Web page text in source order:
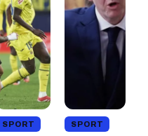
SPORT SPORT